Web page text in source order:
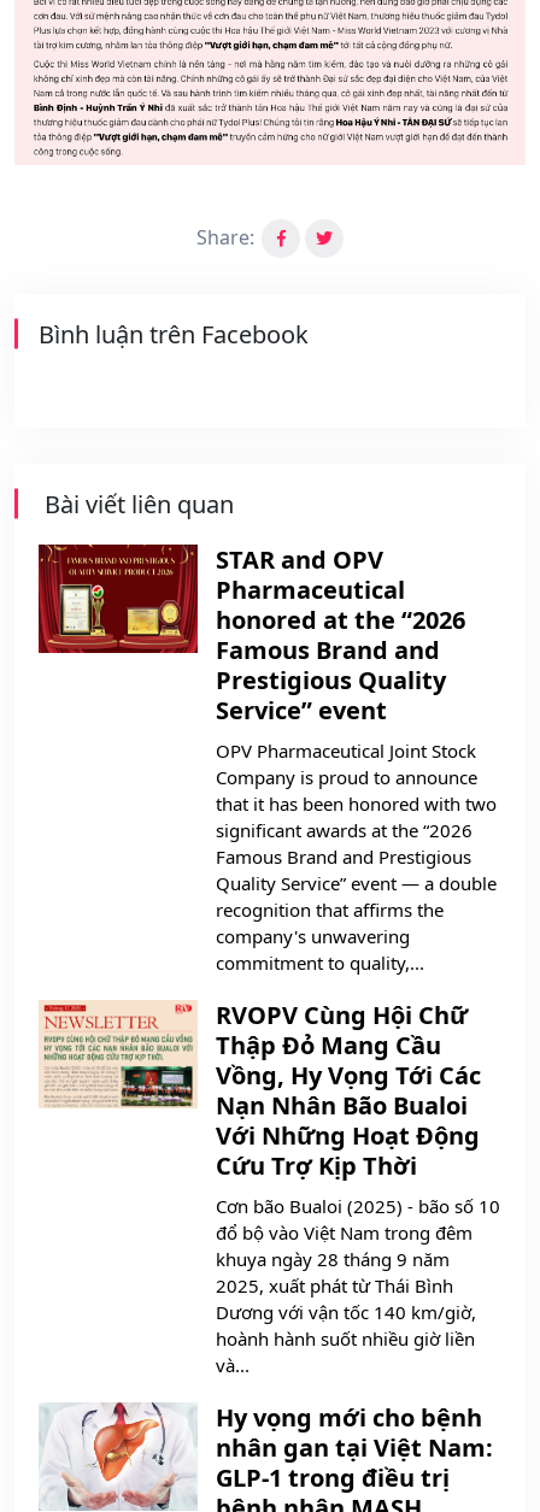
Share:
Bình luận trên Facebook
Bài viết liên quan
STAR and OPV
Pharmaceutical
honored at the “2026
Famous Brand and
Prestigious Quality
Service” event
OPV Pharmaceutical Joint Stock
Company is proud to announce
that it has been honored with two
significant awards at the “2026
Famous Brand and Prestigious
Quality Service” event — a double
recognition that affirms the
company's unwavering
commitment to quality,...
RVOPV Cùng Hội Chữ
Thập Đỏ Mang Cầu
Vồng, Hy Vọng Tới Các
Nạn Nhân Bão Bualoi
Với Những Hoạt Động
Cứu Trợ Kịp Thời
Cơn bão Bualoi (2025) - bão số 10
đổ bộ vào Việt Nam trong đêm
khuya ngày 28 tháng 9 năm
2025, xuất phát từ Thái Bình
Dương với vận tốc 140 km/giờ,
hoành hành suốt nhiều giờ liền
và...
Hy vọng mới cho bệnh
nhân gan tại Việt Nam:
GLP-1 trong điều trị